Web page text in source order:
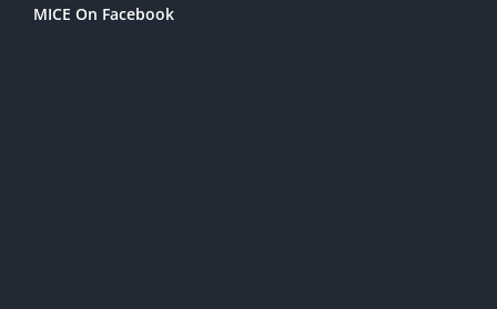
MICE On Facebook